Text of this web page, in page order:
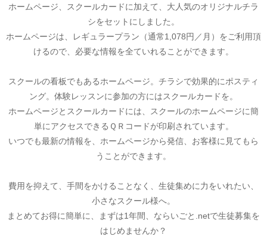
ホームページ、スクールカードに加えて、大人気のオリジナルチラ
シをセットにしました。
ホームページは、レギュラープラン（通常1,078円／月）をご利用頂
けるので、必要な情報を全ていれることができます。
スクールの看板でもあるホームページ。チラシで効果的にポスティ
ング。体験レッスンに参加の方にはスクールカードを。
ホームページとスクールカードには、スクールのホームページに簡
単にアクセスできるＱＲコードが印刷されています。
いつでも最新の情報を、ホームページから発信、お客様に見てもら
うことができます。
費用を抑えて、手間をかけることなく、生徒集めに力をいれたい、
小さなスクール様へ。
まとめてお得に簡単に、まずは1年間、ならいごと.netで生徒募集を
はじめませんか？